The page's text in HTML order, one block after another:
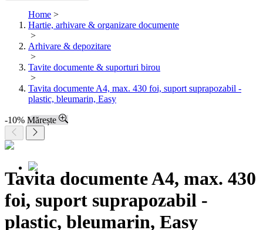
Home >
Hartie, arhivare & organizare documente
>
Arhivare & depozitare
>
Tavite documente & suporturi birou
>
Tavita documente A4, max. 430 foi, suport suprapozabil -
plastic, bleumarin, Easy
-10% Mărește
Tavita documente A4, max. 430
foi, suport suprapozabil -
plastic, bleumarin, Easy